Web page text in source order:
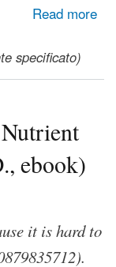
Read more
Goodman,
specificato)
ebook)
it is hard to